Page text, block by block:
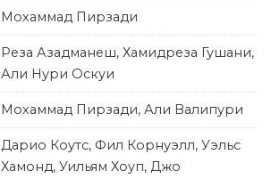
Мохаммад Пирзади
Реза Азадманеш, Хамидреза Гушани,
Али Нури Оскуи
Мохаммад Пирзади, Али Валипури
Дарио Коутс, Фил Корнуэлл, Уэльс
Хамонд, Уильям Хоуп, Джо